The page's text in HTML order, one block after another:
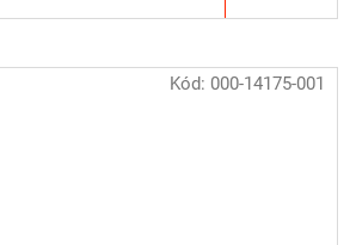
Kód: 000-14175-001